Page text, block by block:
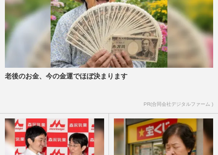
老後のお金、今の金運でほぼ決まります
PR(合同会社デジタルファーム )